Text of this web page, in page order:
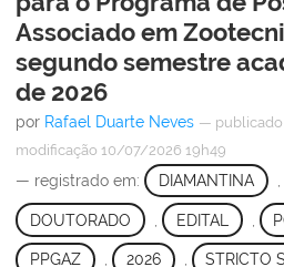
Associado em
segundo semestre
de 2026
por Rafael Duarte Neves — publicado
modificação 10/07/2026 19h49
— registrado em: DIAMANTINA
DOUTORADO EDITAL
PPGAZ , 2026 , STRICTO